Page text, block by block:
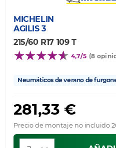
MICHELIN
AGILIS 3
215/60 R17 109 T
4,7/5 (8
Neumáticos de verano de
281,33 €
Precio de montaje no incluido